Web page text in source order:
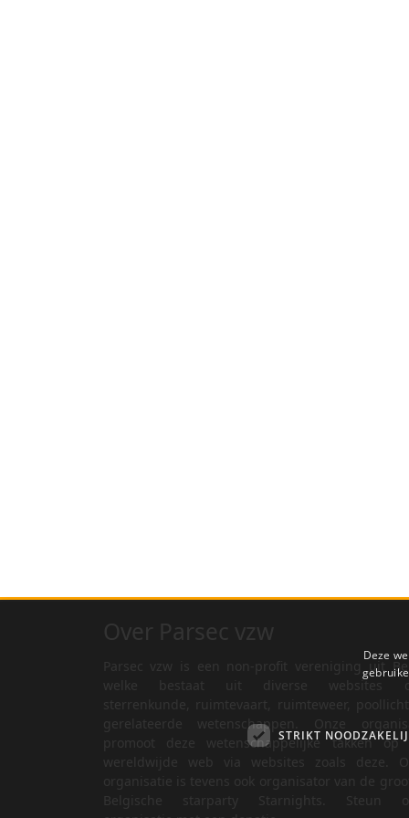
Parsec vzw is een non-profit vereniging uit
welke bestaat uit diverse websites
gerelateerde wetenschappen. Onze
promoot deze wetenschappelijke takken op
Deze
STRIKT